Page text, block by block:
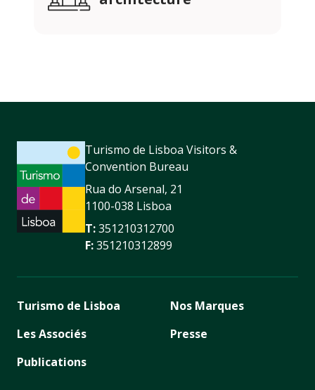
Turismo de Lisboa Visitors &
Convention Bureau
Rua do Arsenal, 21
1100-038 Lisboa
T:351210312700
F:351210312899
Turismo de Lisboa
Les Associés
Publications
Nos Marques
Presse